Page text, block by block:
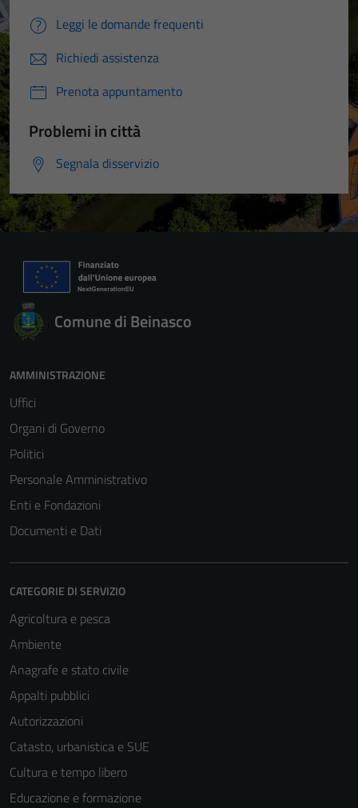
Leggi le domande frequenti
Richiedi assistenza
Prenota appuntamento
Problemi in città
Segnala disservizio
Comune di Beinasco
AMMINISTRAZIONE
Uffici
Organi di Governo
Politici
Personale Amministrativo
Enti e Fondazioni
Documenti e Dati
CATEGORIE DI SERVIZIO
Agricoltura e pesca
Ambiente
Anagrafe e stato civile
Appalti pubblici
Autorizzazioni
Catasto, urbanistica e SUE
Cultura e tempo libero
Educazione e formazione